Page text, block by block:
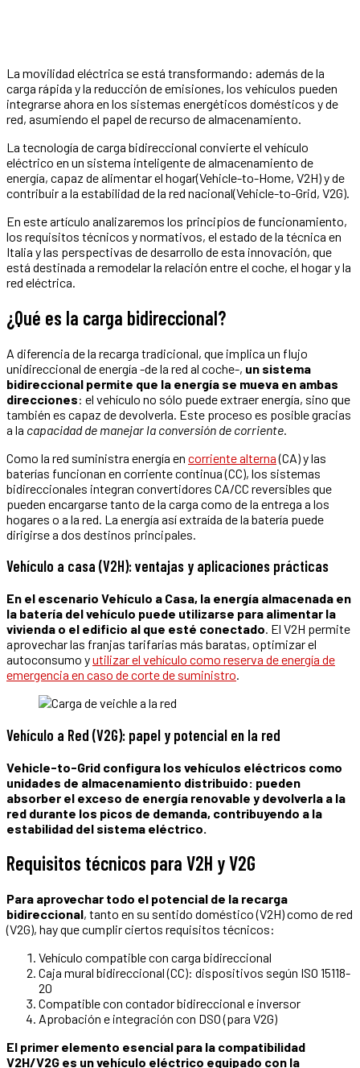
La movilidad eléctrica se está transformando: además de la
carga rápida y la reducción de emisiones, los vehículos pueden
integrarse ahora en los sistemas energéticos domésticos y de
red, asumiendo el papel de recurso de almacenamiento.
La tecnología de carga bidireccional convierte el vehículo
eléctrico en un sistema inteligente de almacenamiento de
energía, capaz de alimentar el hogar(Vehicle-to-Home, V2H) y de
contribuir a la estabilidad de la red nacional(Vehicle-to-Grid, V2G).
En este artículo analizaremos los principios de funcionamiento,
los requisitos técnicos y normativos, el estado de la técnica en
Italia y las perspectivas de desarrollo de esta innovación, que
está destinada a remodelar la relación entre el coche, el hogar y la
red eléctrica.
¿Qué es la carga bidireccional?
A diferencia de la recarga tradicional, que implica un flujo
unidireccional de energía -de la red al coche-, un sistema
bidireccional permite que la energía se mueva en ambas
direcciones: el vehículo no sólo puede extraer energía, sino que
también es capaz de devolverla. Este proceso es posible gracias
a la capacidad de manejar la conversión de corriente
Como la red suministra energía en corriente alterna(CA) y las
baterías funcionan en corriente continua (CC), los sistemas
bidireccionales integran convertidores CA/CC reversibles que
pueden encargarse tanto de la carga como de la entrega a los
hogares o a la red. La energía así extraída de la batería puede
dirigirse a dos destinos principales.
Vehículo a casa (V2H): ventajas y aplicaciones prácticas
En el escenario Vehículo a Casa, la energía almacenada en
la batería del vehículo puede utilizarse para alimentar la
vivienda o el edificio al que esté conectado. El V2H permite
aprovechar las franjas tarifarias más baratas, optimizar el
autoconsumo yutilizar el vehículo como reserva de energía de
emergencia en caso de corte de suministro.
Vehículo a Red (V2G): papel y potencial en la red
Vehicle-to-Grid configura los vehículos eléctricos como
unidades de almacenamiento distribuido: pueden
absorber el exceso de energía renovable y devolverla a la
red durante los picos de demanda, contribuyendo a la
estabilidad del sistema eléctrico.
Requisitos técnicos para V2H y V2G
Para aprovechar todo el potencial de la recarga
bidireccional, tanto en su sentido doméstico (V2H) como de red
(V2G), hay que cumplir ciertos requisitos técnicos:
Vehículo compatible con carga bidireccional
Caja mural bidireccional (CC): dispositivos según ISO 15118-
20
Compatible con contador bidireccional e inversor
Aprobación e integración con DSO (para V2G)
El primer elemento esencial para la compatibilidad
V2H/V2G es un vehículo eléctrico equipado con la